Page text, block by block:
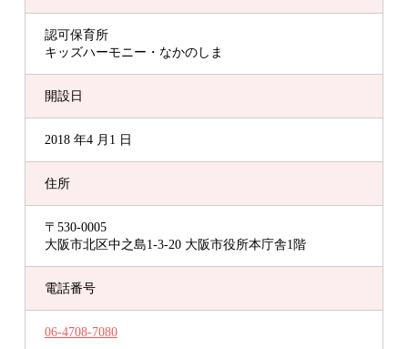
認可保育所
キッズハーモニー・なかのしま
開設日
2018 年4 月1 日
住所
〒530-0005
大阪市北区中之島1-3-20 大阪市役所本庁舎1階
電話番号
06-4708-7080